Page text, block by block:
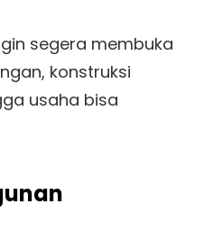
segera membuka
konstruksi
usaha bisa